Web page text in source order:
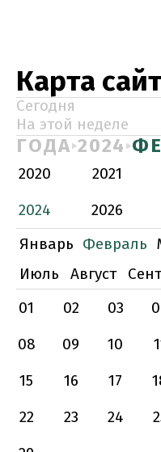
Карта
Сегодня
На этой неделе
ГОДА 2024
2020 2021
2024
2026
Январь Февраль
Июль
Август
01 02 03
08
09 10
15
16 17
22
23 24